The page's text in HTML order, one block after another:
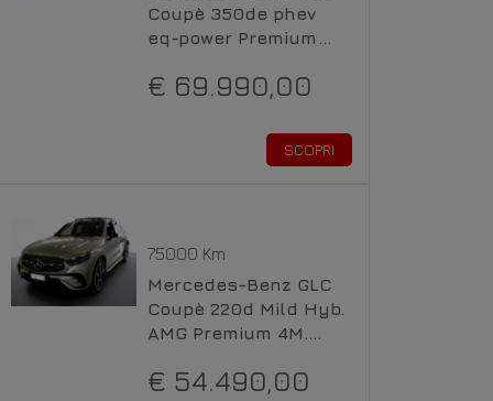
Coupè 350de phev
eq-power Premium
Elettrica / Diesel
€ 69.990,00
SCOPRI
75000 Km
Mercedes-Benz GLC
Coupè 220d Mild Hyb.
AMG Premium 4M.
€ 54.490,00